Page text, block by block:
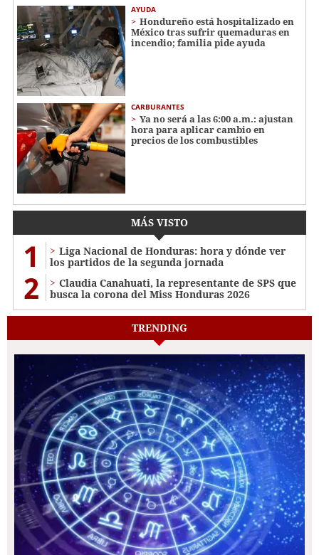
AYUDA
Hondureño está hospitalizado en
México tras sufrir quemaduras en
incendio; familia pide ayuda
CARBURANTES
Ya no será a las 6:00 a.m.: ajustan
hora para aplicar cambio en
precios de los combustibles
MÁS VISTO
1
Liga Nacional de Honduras: hora y dónde ver
los partidos de la segunda jornada
2
Claudia Canahuati, la representante de SPS que
busca la corona del Miss Honduras 2026
TRENDING